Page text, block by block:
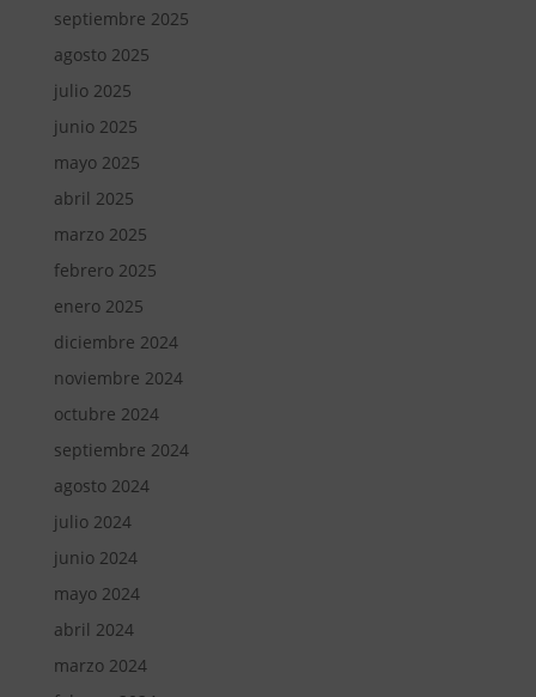
septiembre 2025
agosto 2025
julio 2025
junio 2025
mayo 2025
abril 2025
marzo 2025
febrero 2025
enero 2025
diciembre 2024
noviembre 2024
octubre 2024
septiembre 2024
agosto 2024
julio 2024
junio 2024
mayo 2024
abril 2024
marzo 2024